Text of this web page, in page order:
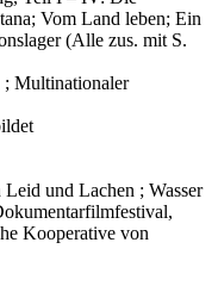
Vom Land leben; Ein
(Alle zus. mit S.
; Multinationaler
und Lachen ; Wasser
Kooperative von